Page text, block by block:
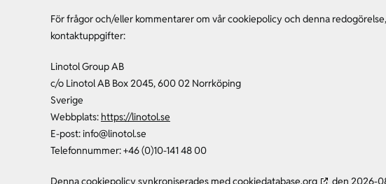
För frågor och/eller kommentarer om vår cookiepolicy och denna
kontaktuppgifter:
Linotol Group AB
c/o Linotol AB Box 2045, 600 02 Norrköping
Sverige
Webbplats: https://linotol.se
E-post:info@linotol.se
Telefonnummer: +46 (0)10-141 48 00
Denna cookiepolicy synkroniserades medcookiedatabase.org den 2026-